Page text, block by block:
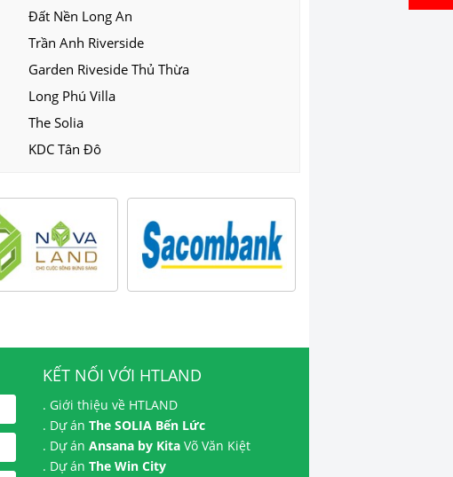
Đất Nền Long An
Trần Anh Riverside
Garden Riveside Thủ Thừa
Long Phú Villa
The Solia
KDC Tân Đô
KẾT NỐI VỚI HTLAND
. Giới thiệu về HTLAND
. Dự án The SOLIA Bến Lức
. Dự án Ansana by Kita Võ Văn Kiệt
. Dự án The Win City